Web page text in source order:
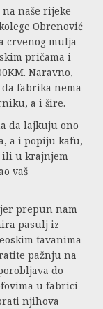
naše rijeke
Obrenović
crvenog mulja
pričama i
Naravno,
fabrika nema
a i šire.
da lajkuju ono
a i popiju kafu,
ili u krajnjem
vaš
prepun nam
pasulj iz
tavanima
pažnju na
do
u fabrici
njihova